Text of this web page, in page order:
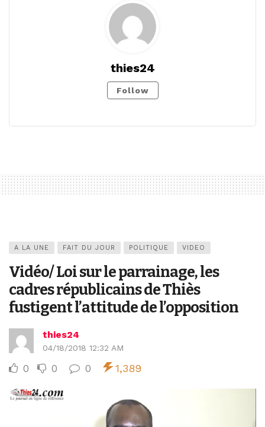
thies24
Follow
A LA UNE FAIT DU JOUR POLITIQUE VIDEO
Vidéo/ Loi sur le parrainage, les
cadres républicains de Thiès
fustigent l’attitude de l’opposition
thies24
04/18/2018 12:32 AM
0 0 0 1,389